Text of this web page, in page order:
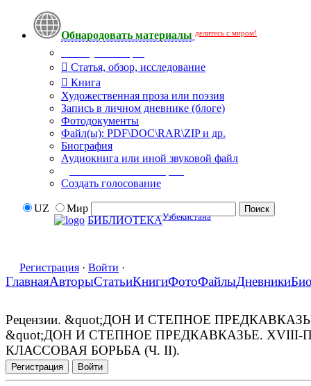
Обнародовать материалы делитесь с миром!
Статья, обзор, исследование
Книга
Художественная проза или поэзия
Запись в личном дневнике (блоге)
Фотодокументы
Файл(ы): PDF\DOC\RAR\ZIP и др.
Биография
Аудиокнига или иной звуковой файл
Создать голосование
UZ
Мир
БИБЛИОТЕКАУзбекистана
Регистрация · Войти ·
ГлавнаяАвторыСтатьиКнигиФотоФайлыДневники
Рецензии. &quot;ДОН И СТЕПНОЕ
&quot;ДОН И СТЕПНОЕ ПРЕДКАВКАЗЬЕ.
КЛАССОВАЯ БОРЬБА (Ч. II).
Регистрация Войти